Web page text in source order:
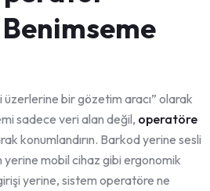
bir gözetim aracı” olarak
sadece veri alan değil, operatöre
konumlandırın. Barkod yerine sesli
mobil cihaz gibi ergonomik
yerine, sistem operatöre ne